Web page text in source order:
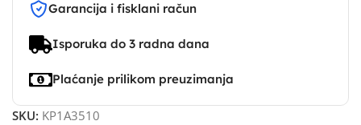
Garancija i fisklani račun
Isporuka do 3 radna dana
Plaćanje prilikom preuzimanja
SKU: KP1A3510